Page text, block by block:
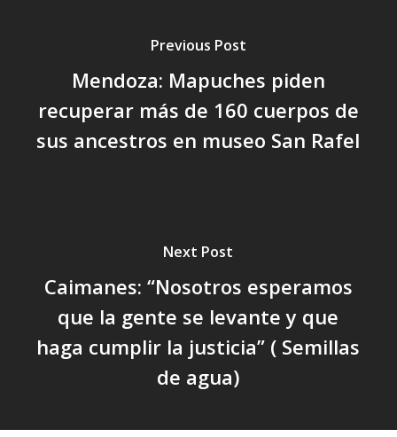
Previous Post
Mendoza: Mapuches piden
recuperar más de 160 cuerpos de
sus ancestros en museo San Rafel
Next Post
Caimanes: “Nosotros esperamos
que la gente se levante y que
haga cumplir la justicia” ( Semillas
de agua)